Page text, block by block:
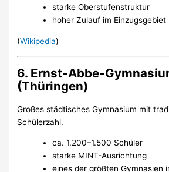
starke Oberstufenstruktur
hoher Zulauf im Einzugsgebiet
(Wikipedia)
6. Ernst-Abbe-
(Thüringen)
Großes städtisches Gymnasium mit
Schülerzahl.
ca. 1.200–1.500 Schüler
starke MINT-Ausrichtung
eines der größten Gymnasien